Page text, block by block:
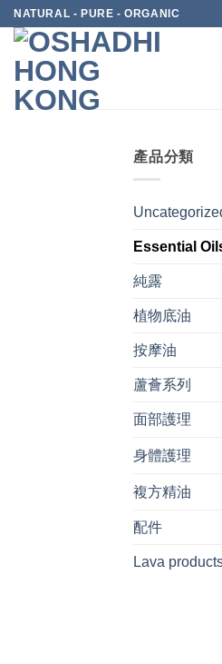
Skip
content
NATURAL - PURE - ORGANIC
產品分類
Essential
純露
植物底油
按摩油
蘆薈系列
面部護理
身體護理
複方精油
配件
Lava